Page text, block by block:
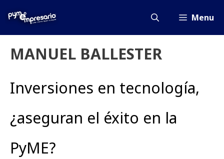
Menu
MANUEL BALLESTER
Inversiones en tecnología,
¿aseguran el éxito en la
PyME?